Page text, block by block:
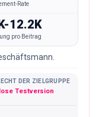
Rate
12.2K
pro Beitrag
DER ZIELGRUPPE
Testversion